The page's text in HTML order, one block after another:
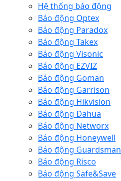
Hệ thống báo động
Báo động Optex
Báo động Paradox
Báo động Takex
Báo động Visonic
Báo động EZVIZ
Báo động Goman
Báo động Garrison
Báo động Hikvision
Báo động Dahua
Báo động Networx
Báo động Honeywell
Báo động Guardsman
Báo động Risco
Báo động Safe&Save